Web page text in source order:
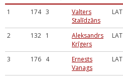
1 174 3
Valters
Stalīdzāns
LAT
2 132 1
Aleksandrs
Krīgers
LAT
3 176 4
Ernests
Vanags
LAT